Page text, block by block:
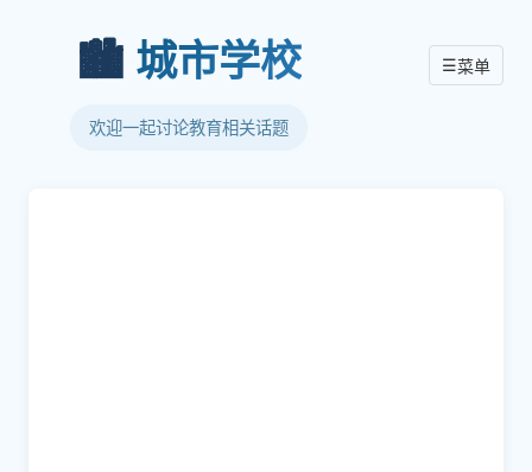
🏙️ 城市学校
欢迎一起讨论教育相关话题
☰菜单